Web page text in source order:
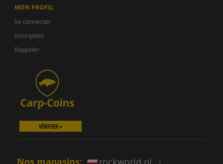
MON PROFIL
Se connecter
Inscription
Rappeler
VÉRIFIER »
Nos magasins: rockworld.pl |